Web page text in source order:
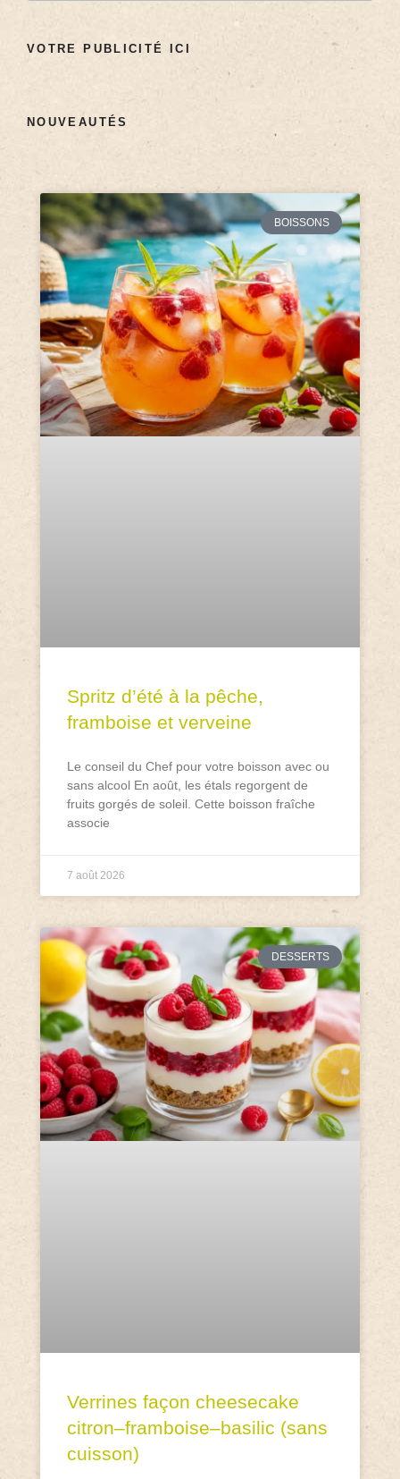
VOTRE PUBLICITÉ ICI
NOUVEAUTÉS
BOISSONS
Spritz d’été à la pêche,
framboise et verveine
Le conseil du Chef pour votre boisson avec ou
sans alcool En août, les étals regorgent de
fruits gorgés de soleil. Cette boisson fraîche
associe
7 août 2026
DESSERTS
Verrines façon cheesecake
citron–framboise–basilic (sans
cuisson)